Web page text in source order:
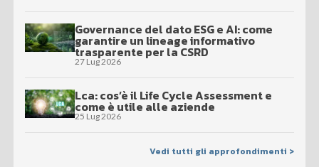
Governance del dato ESG e AI: come
garantire un lineage informativo
trasparente per la CSRD
27 Lug 2026
Lca: cos’è il Life Cycle Assessment e
come è utile alle aziende
25 Lug 2026
Vedi tutti gli approfondimenti >